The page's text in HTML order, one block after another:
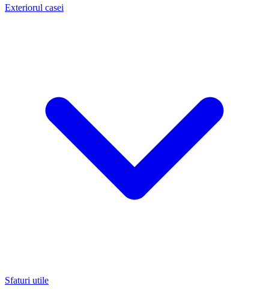
Exteriorul casei
Sfaturi utile